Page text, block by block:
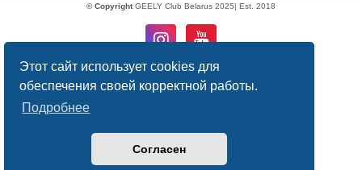
Этот сайт использует cookies для
обеспечения своей корректной работы.
Подробнее
Согласен
© CopyrightGEELY Club Belarus 2025| Est. 2018
Создано на основеphpBB® Forum Software © phpBB Limited
Русская поддержка phpBB